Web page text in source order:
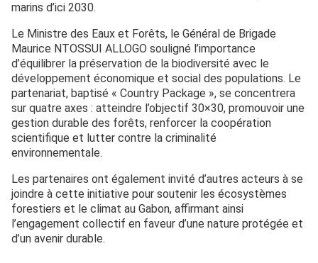
marins d’ici 2030.
Le Ministre des Eaux et Forêts, le Général de Brigade
Maurice NTOSSUI ALLOGO souligné l’importance
d’équilibrer la préservation de la biodiversité avec le
développement économique et social des populations. Le
partenariat, baptisé « Country Package », se concentrera
sur quatre axes : atteindre l’objectif 30×30, promouvoir une
gestion durable des forêts, renforcer la coopération
scientifique et lutter contre la criminalité
environnementale.
Les partenaires ont également invité d’autres acteurs à se
joindre à cette initiative pour soutenir les écosystèmes
forestiers et le climat au Gabon, affirmant ainsi
l’engagement collectif en faveur d’une nature protégée et
d’un avenir durable.